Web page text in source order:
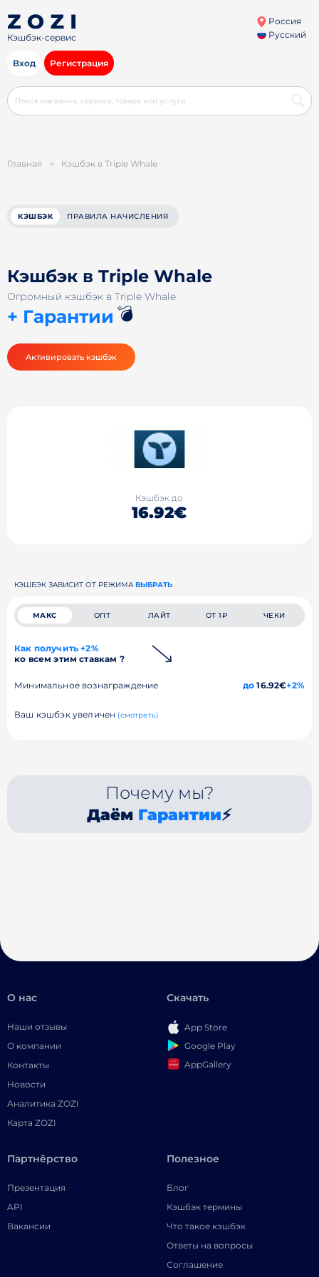
Кэшбэк-сервис
Россия
Русский
Вход Регистрация
Главная > Кэшбэк в Triple Whale
КЭШБЭК ПРАВИЛА НАЧИСЛЕНИЯ
Кэшбэк в Triple Whale
Огромный кэшбэк в Triple Whale
+ Гарантии 💣
Активировать кэшбэк
Кэшбэк до
16.92€
КЭШБЭК ЗАВИСИТ ОТ РЕЖИМА ВЫБРАТЬ
МАКС ОПТ ЛАЙТ ОТ 1₽ ЧЕКИ
Как получить +2%
ко всем этим ставкам ?
Минимальное вознаграждение до 16.92€+2%
Ваш кэшбэк увеличен (смотреть)
Почему мы?
Даём Гарантии⚡
О нас
Наши отзывы
О компании
Контакты
Новости
Аналитика ZOZI
Карта ZOZI
Скачать
App Store
Google Play
AppGallery
Партнёрство
Презентация
API
Вакансии
Полезное
Блог
Кэшбэк термины
Что такое кэшбэк
Ответы на вопросы
Соглашение